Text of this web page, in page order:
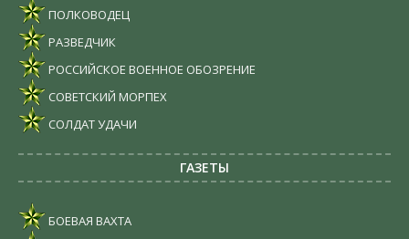
ПОЛКОВОДЕЦ
РАЗВЕДЧИК
РОССИЙСКОЕ ВОЕННОЕ ОБОЗРЕНИЕ
СОВЕТСКИЙ МОРПЕХ
СОЛДАТ УДАЧИ
ГАЗЕТЫ
БОЕВАЯ ВАХТА